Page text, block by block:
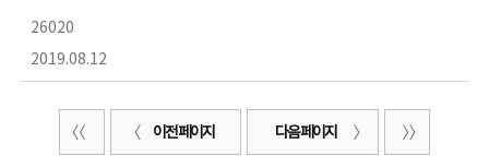
26020
2019.08.12
이전 페이지 다음 페이지